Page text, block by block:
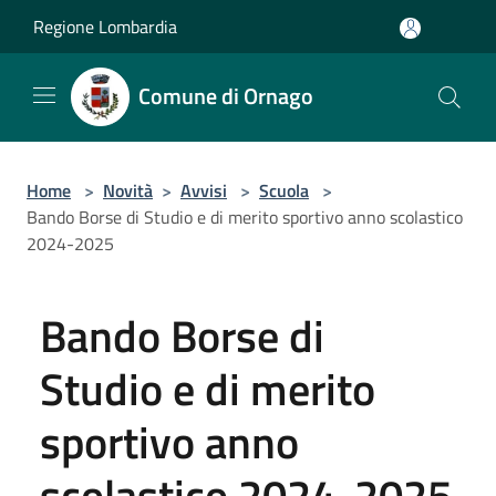
Regione Lombardia
Comune di Ornago
Home > Novità > Avvisi > Scuola >
Bando Borse di Studio e di merito sportivo anno scolastico
2024-2025
Bando Borse di
Studio e di merito
sportivo anno